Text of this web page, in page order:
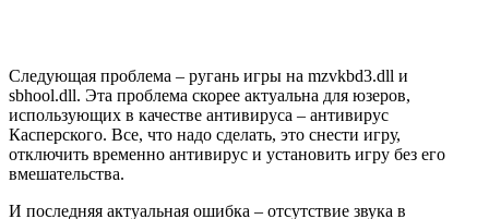
Следующая проблема – ругань игры на mzvkbd3.dll и
sbhool.dll. Эта проблема скорее актуальна для юзеров,
использующих в качестве антивируса – антивирус
Касперского. Все, что надо сделать, это снести игру,
отключить временно антивирус и установить игру без его
вмешательства.
И последняя актуальная ошибка – отсутствие звука в